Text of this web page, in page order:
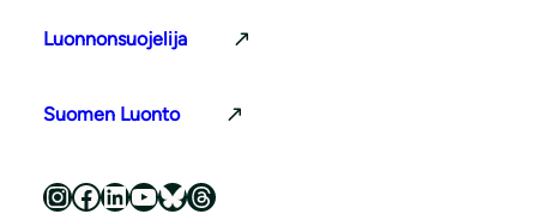
Luonnonsuojelija
Suomen Luonto
Luonnonsuojeluliitto Instagramissa Luonnonsuojeluliitto Facebookissa Luonnonsuojeluliitto LinkedInissä Luonnonsuojeluliiton YouTube-kanava Luonnonsuojeluliitto Blueskyssa Luonnonsuojeluliitto Threadsissa